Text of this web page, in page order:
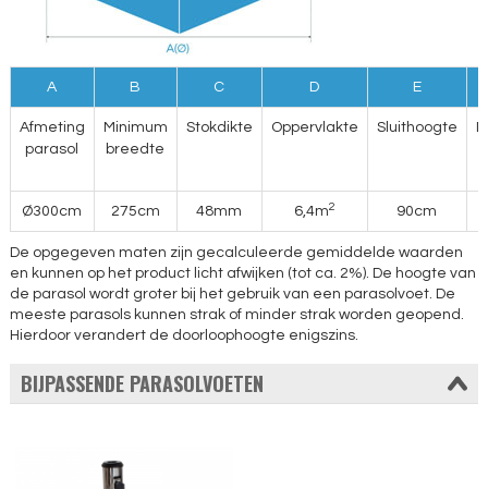
A B C D E
Afmeting
parasol
Minimum
breedte
Stokdikte Oppervlakte Sluithoogte
Ø300cm 275cm 48mm 6,4m2 90cm
De opgegeven maten zijn gecalculeerde gemiddelde waarden
en kunnen op het product licht afwijken (tot ca. 2%). De hoogte van
de parasol wordt groter bij het gebruik van een parasolvoet. De
meeste parasols kunnen strak of minder strak worden geopend.
Hierdoor verandert de doorloophoogte enigszins.
BIJPASSENDE PARASOLVOETEN